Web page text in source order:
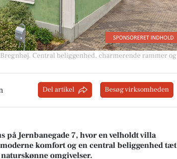
. Central beliggenhed, charmerende rammer og
Del artikel Besøg virksomheden
Jernbanegade 7, hvor en velholdt villa
komfort og en central beliggenhed tæt
omgivelser.